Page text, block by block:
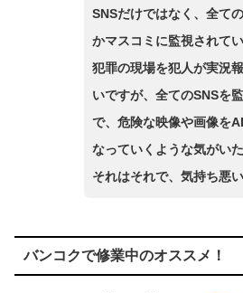
SNSだけではなく、全て
かマスコミに監視されて
犯罪の現場を犯人が実況
いですが、全てのSNSを
で、危険な映像や画像を
なっていくような気がいた
それはそれで、気持ち悪
バンコクで修業中のオススメ！